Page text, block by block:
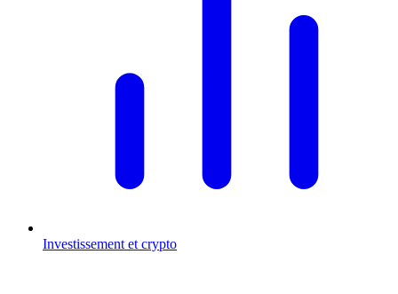
Investissement et crypto